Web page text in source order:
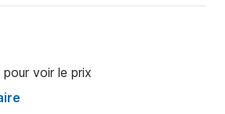
Go 50,00 EUR par réservation
au Click&Boat si vous
voir le prix